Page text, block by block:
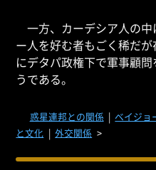
一方、カーデシア人の
ー人を好む者もごく稀だ
にデタパ政権下で軍事顧
うである。
惑星連邦との関係 | ベイジョ
と文化 | 外交関係 >